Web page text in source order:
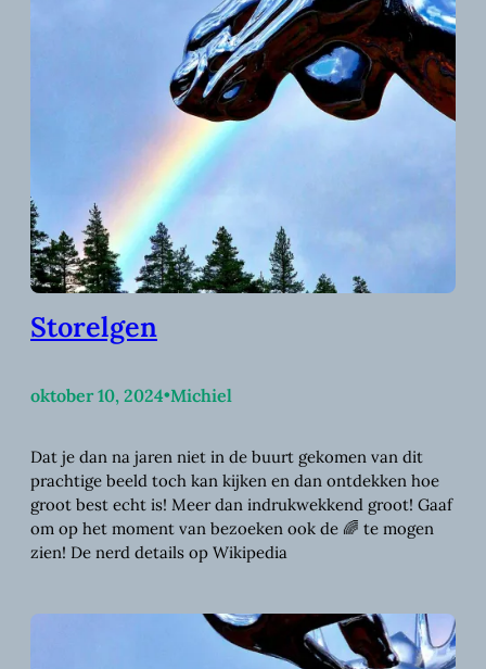
Storelgen
oktober 10, 2024•Michiel
Dat je dan na jaren niet in de buurt gekomen van dit
prachtige beeld toch kan kijken en dan ontdekken hoe
groot best echt is! Meer dan indrukwekkend groot! Gaaf
om op het moment van bezoeken ook de 🌈 te mogen
zien! De nerd details op Wikipedia